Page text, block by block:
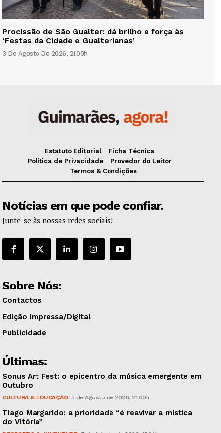
Procissão de São Gualter: dá brilho e força às
‘Festas da Cidade e Gualterianas’
3 De Agosto De 2026, 21:00h
Estatuto Editorial
Ficha Técnica
Política de Privacidade
Provedor do Leitor
Termos & Condições
Notícias em que pode confiar.
Junte-se às nossas redes sociais!
Sobre Nós:
Contactos
Edição Impressa/Digital
Publicidade
Últimas:
Sonus Art Fest: o epicentro da música emergente em
Outubro
CULTURA & EDUCAÇÃO 7 de Agosto de 2026, 21:00h
Tiago Margarido: a prioridade “é reavivar a mística
do Vitória”